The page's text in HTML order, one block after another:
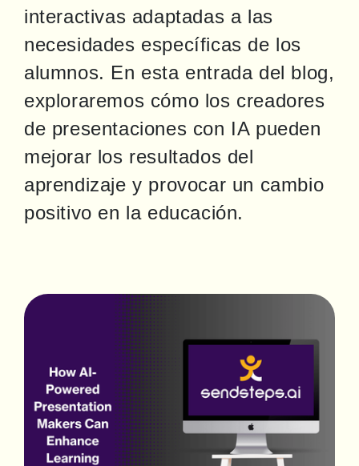
interactivas adaptadas a las
necesidades específicas de los
alumnos. En esta entrada del blog,
exploraremos cómo los creadores
de presentaciones con IA pueden
mejorar los resultados del
aprendizaje y provocar un cambio
positivo en la educación.